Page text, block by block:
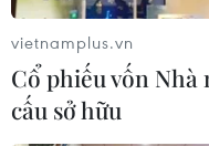
vietnamplus.vn
Cổ phiếu vốn Nhà
cấu sở hữu